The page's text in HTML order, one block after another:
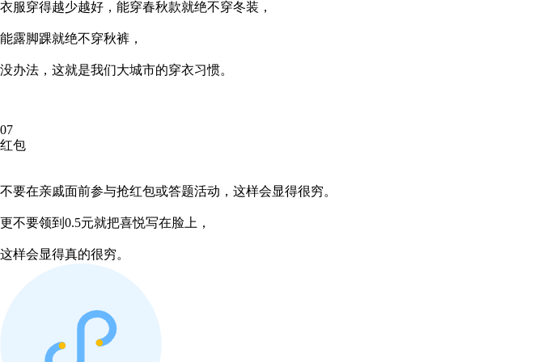
衣服穿得越少越好，能穿春秋款就绝不穿冬装，
能露脚踝就绝不穿秋裤，
没办法，这就是我们大城市的穿衣习惯。
07
红包
不要在亲戚面前参与抢红包或答题活动，这样会显得很穷。
更不要领到0.5元就把喜悦写在脸上，
这样会显得真的很穷。